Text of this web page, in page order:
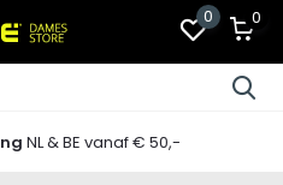
0 0
NL & BE vanaf € 50,-